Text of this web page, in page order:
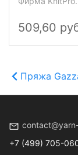
509,60
Пряжа
+7 (499) 705-